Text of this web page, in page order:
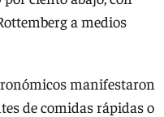
a medios
manifestaron
de comidas rápidas o